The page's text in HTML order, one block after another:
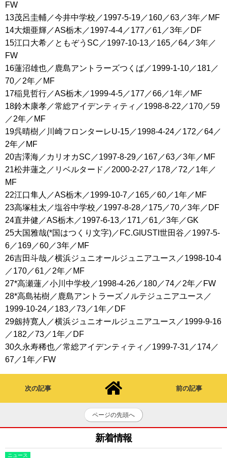
FW
13茂呂圭輔／今井中学校／1997-5-19／160／63／3年／MF
14大畑亜輝／AS栃木／1997-4-4／177／61／3年／DF
15江口大希／ともぞうSC／1997-10-13／165／64／3年／
FW
16蓮沼雄也／鹿島アントラーズつくば／1999-1-10／181／
70／2年／MF
17稲見哲行／AS栃木／1999-4-5／177／66／1年／MF
18鈴木康孝／常総アイデンティティ／1998-8-22／170／59
／2年／MF
19呉晴樹／川崎フロンターレU-15／1998-4-24／172／64／
2年／MF
20吉澤海／カリオカSC／1997-8-29／167／63／3年／MF
21松井蓮之／リベルタード／2000-2-27／178／72／1年／
MF
22江口隼人／AS栃木／1999-10-7／165／60／1年／MF
23高塚桂太／塩谷中学校／1997-8-28／175／70／3年／DF
24直井健／AS栃木／1997-6-13／171／61／3年／GK
25大国雅哉(*国はつくり文字)／FC.GIUSTI世田谷／1997-5-
6／169／60／3年／MF
26吉田斗哉／横浜ジュニオールジュニアユース／1998-10-4
／170／61／2年／MF
27*高瀬蓮／小川中学校／1998-4-26／180／74／2年／FW
28*高島祐樹／鹿島アントラーズノルテジュニアユース／
1999-10-24／183／73／1年／DF
29劔持寛人／横浜ジュニオールジュニアユース／1999-9-16
／182／73／1年／DF
30久永寿稀也／常総アイデンティティ／1999-7-31／174／
67／1年／FW
次の記事 前の記事
ページの先頭へ
新着情報
ニュース